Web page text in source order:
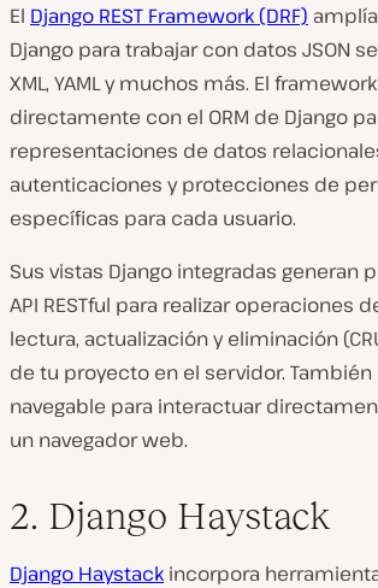
El Django REST Framework (DRF)
Django para trabajar con datos JSON
XML, YAML y muchos más. El
directamente con el ORM de Django
representaciones de datos
autenticaciones y protecciones de
específicas para cada usuario.
Sus vistas Django integradas generan
API RESTful para realizar operaciones
lectura, actualización y eliminación
de tu proyecto en el servidor. También
navegable para interactuar
un navegador web.
2. Django Haystack
Django Haystack incorpora